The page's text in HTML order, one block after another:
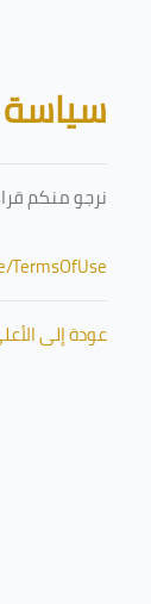
الكتل
سياسة
نرجو منكم
TermsOfUse
عودة إلى